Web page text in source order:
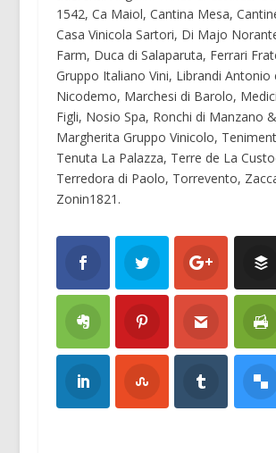
1542, Ca Maiol, Cantina Mesa,
Casa Vinicola Sartori, Di Majo
Farm, Duca di Salaparuta, Ferrari
Gruppo Italiano Vini, Librandi Antonio
Nicodemo, Marchesi di Barolo,
Figli, Nosio Spa, Ronchi di Manzano
Margherita Gruppo Vinicolo,
Tenuta La Palazza, Terre de La
Terredora di Paolo, Torrevento,
Zonin1821.